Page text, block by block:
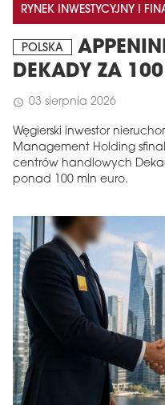
RYNEK INWESTYCYJNY I
POLSKA
DEKADY ZA
schedule 03 sierpnia 2026
Węgierski inwestor
Management Holding
centrów handlowych
ponad 100 mln euro.